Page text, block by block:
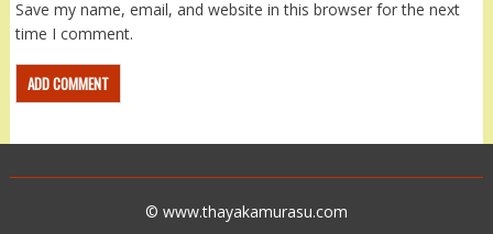
Save my name, email, and website in this browser for the next
time I comment.
© www.thayakamurasu.com